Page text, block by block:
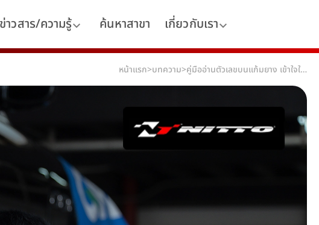
ข่าวสาร/ความรู้ ค้นหาสาขา เกี่ยวกับเรา
หน้าแรก>บทความ> คู่มืออ่านตัวเลขบนแก้มยาง เข้าใจใน 3 นาที